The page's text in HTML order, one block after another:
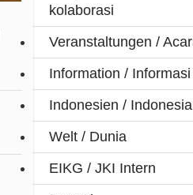
kolaborasi
Veranstaltungen /
Information / Informasi
Indonesien / Indonesia
Welt / Dunia
EIKG / JKI Intern